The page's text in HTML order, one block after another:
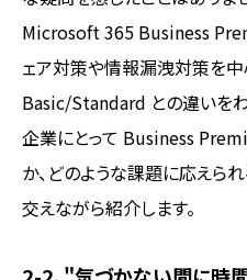
Microsoft 365 Business
ェア対策や情報漏洩対策を
Basic/Standard との違いをわ
企業にとって Business
か、どのような課題に応えら
交えながら紹介します。